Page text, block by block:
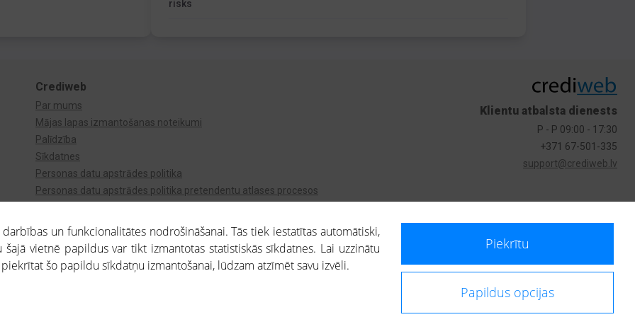
risks
Crediweb
Par mums
Mājas lapas izmantošanas noteikumi
Palīdzība
Sīkdatnes
Personas datu apstrādes politika
Personas datu apstrādes politika pretendentu atlases procesos
Klientu atbalsta dienests
P - P 09:00 - 17:30
+371 67-501-335
support@crediweb.lv
ietvaros saņemtajai informācijai ir uzziņas raksturs, un tai nav juridiska spēka. Portāla lietotājs, izmantojot portālā saņemto informāciju, ir atbildīgs par fizisko
un funkcionalitātes nodrošināšanai. Tās tiek iestatītas automātiski,
vietnē papildus var tikt izmantotas statistiskās sīkdatnes. Lai uzzinātu
piekrītat šo papildu sīkdatņu izmantošanai, lūdzam atzīmēt savu izvēli.
Piekrītu
Papildus opcijas